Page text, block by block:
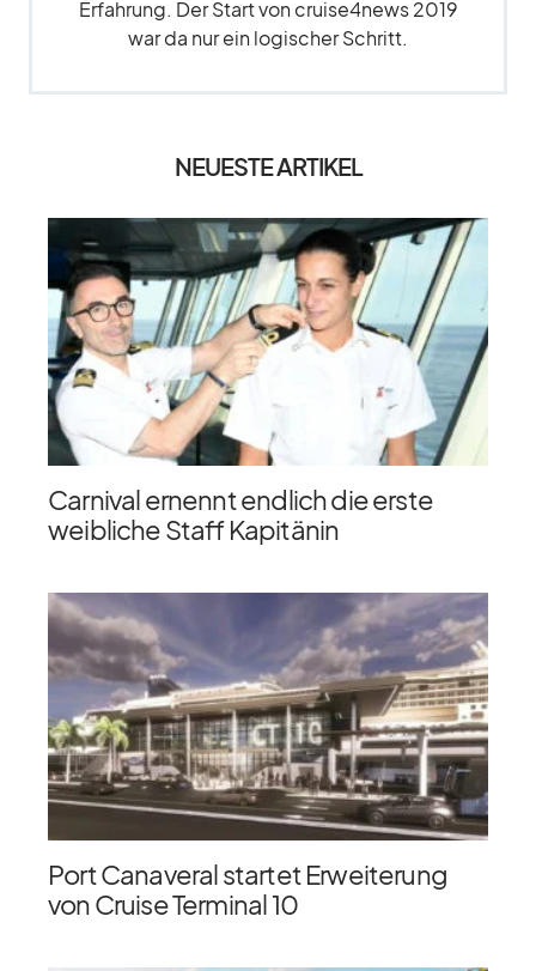
Erfahrung. Der Start von cruise4news 2019
war da nur ein logischer Schritt.
NEUESTE ARTIKEL
Carnival ernennt endlich die erste
weibliche Staff Kapitänin
Port Canaveral startet Erweiterung
von Cruise Terminal 10